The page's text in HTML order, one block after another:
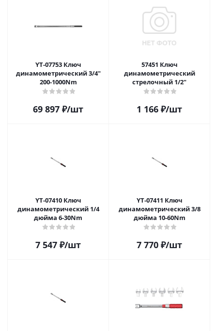
YT-07753 Ключ
динамометрический 3/4"
200-1000Nm
69 897 ₽/шт
57451 Ключ
динамометрический
стрелочный 1/2"
1 166 ₽/шт
YT-07410 Ключ
динамометрический 1/4
дюйма 6-30Nm
7 547 ₽/шт
YT-07411 Ключ
динамометрический 3/8
дюйма 10-60Nm
7 770 ₽/шт